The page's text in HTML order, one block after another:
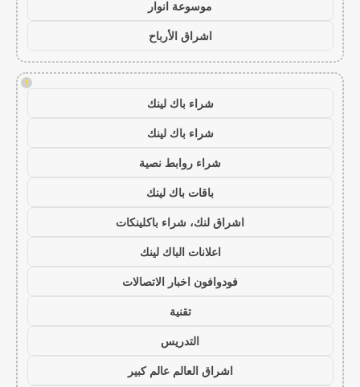
موسوعة انوار
اشراق الأرباح
!
شراء باك لينك
شراء باك لينك
شراء روابط نصية
باقات باك لينك
اشراق لنك، شراء باكلينكات
اعلانات الباك لينك
فودوافون اخبار الاتصالات
تقنية
التدريس
اشراق العالم عالم كبير